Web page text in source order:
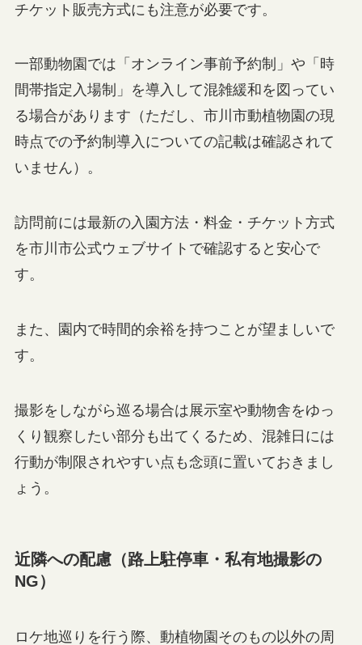
チケット販売方式にも注意が必要です。
一部動物園では「オンライン事前予約制」や「時
間帯指定入場制」を導入して混雑緩和を図ってい
る場合があります（ただし、市川市動植物園の現
時点での予約制導入についての記載は確認されて
いません）。
訪問前には最新の入園方法・料金・チケット方式
を市川市公式ウェブサイトで確認すると安心で
す。
また、園内で時間的余裕を持つことが望ましいで
す。
撮影をしながら巡る場合は展示室や動物舎をゆっ
くり観察したい部分も出てくるため、混雑日には
行動が制限されやすい点も念頭に置いておきまし
ょう。
近隣への配慮（路上駐停車・私有地撮影の
NG）
ロケ地巡りを行う際、動植物園そのもの以外の周